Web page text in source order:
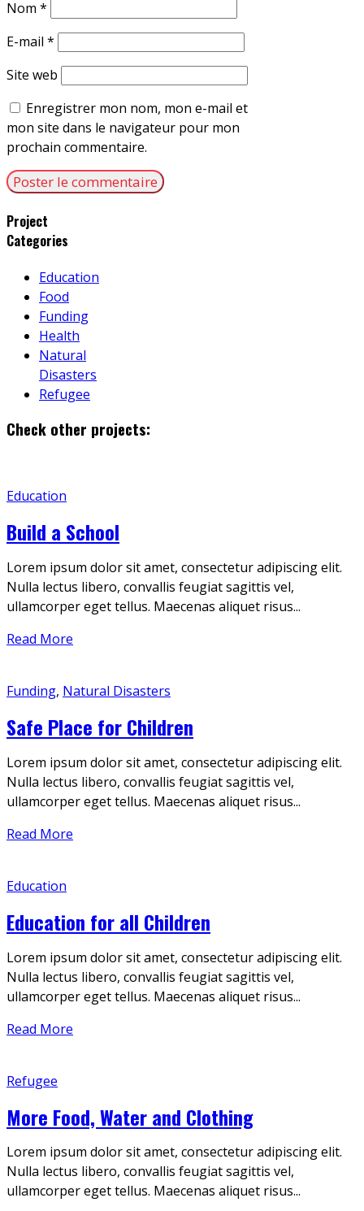
Nom *
E-mail *
Site web
Enregistrer mon nom, mon e-mail et
mon site dans le navigateur pour mon
prochain commentaire.
Project
Categories
Education
Food
Funding
Health
Natural
Disasters
Refugee
Check other projects:
Education
Build a School
Lorem ipsum dolor sit amet, consectetur adipiscing elit.
Nulla lectus libero, convallis feugiat sagittis vel,
ullamcorper eget tellus. Maecenas aliquet risus...
Read More
Funding, Natural Disasters
Safe Place for Children
Lorem ipsum dolor sit amet, consectetur adipiscing elit.
Nulla lectus libero, convallis feugiat sagittis vel,
ullamcorper eget tellus. Maecenas aliquet risus...
Read More
Education
Education for all Children
Lorem ipsum dolor sit amet, consectetur adipiscing elit.
Nulla lectus libero, convallis feugiat sagittis vel,
ullamcorper eget tellus. Maecenas aliquet risus...
Read More
Refugee
More Food, Water and Clothing
Lorem ipsum dolor sit amet, consectetur adipiscing elit.
Nulla lectus libero, convallis feugiat sagittis vel,
ullamcorper eget tellus. Maecenas aliquet risus...